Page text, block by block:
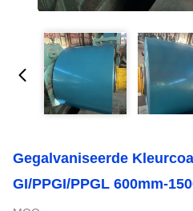
Gegalvaniseerde
GI/PPGI/PPGL 600mm-